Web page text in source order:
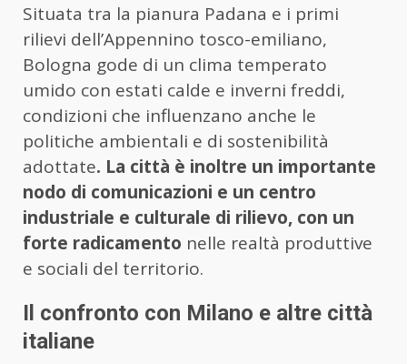
Situata tra la pianura Padana e i primi
rilievi dell’Appennino tosco-emiliano,
Bologna gode di un clima temperato
umido con estati calde e inverni freddi,
condizioni che influenzano anche le
politiche ambientali e di sostenibilità
adottate. La città è inoltre un importante
nodo di comunicazioni e un centro
industriale e culturale di rilievo, con un
forte radicamento nelle realtà produttive
e sociali del territorio.
Il confronto con Milano e altre città
italiane